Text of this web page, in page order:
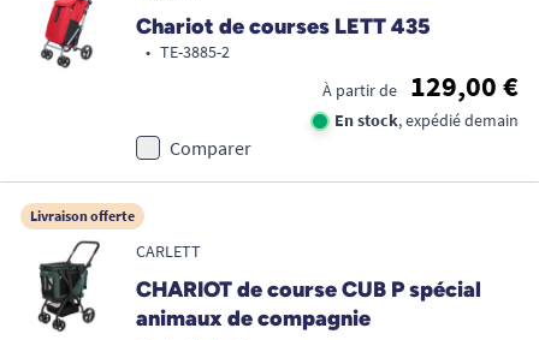
Chariot de courses LETT 435
• TE-3885-2
À partir de
129,00 €
En stock, expédié demain
Comparer
Livraison offerte
CARLETT
CHARIOT de course CUB P spécial
animaux de compagnie